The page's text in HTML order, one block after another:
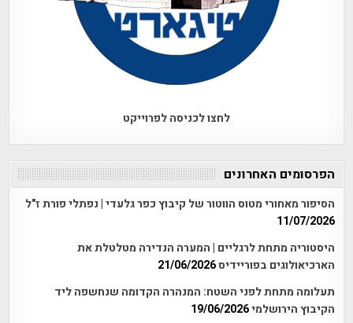
לחצו לכניסה לפרוייקט
הפרסומים האחרונים
הסיפור מאחורי מטוס הווטור של קיבוץ כפר גלעדי | נפתלי פורת ז"ל
11/07/2026
היסטוריה מתחת לרגליים | המערה הנדירה מטלטלת את
הארכיאולוגים בפוריידיס21/06/2026
תעלומה מתחת לפני השטח: המנהרה הקדומה שנחשפה ליד
הקיבוץ הירושלמי19/06/2026